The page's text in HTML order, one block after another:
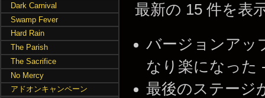
最新の 15 件を表
バージョンアッ
なり楽になった
最後のステージ
Dark Carnival
Swamp Fever
Hard Rain
The Parish
The Sacrifice
No Mercy
アドオンキャンペーン